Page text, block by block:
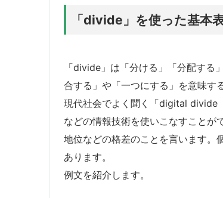
「divide」を使った基本
「divide」は「分ける」「分配する
合する」や「一つにする」を意味す
現代社会でよく聞く「digital divide
などの情報技術を使いこなすことが
地位などの格差のことを言います。
あります。
例文を紹介します。